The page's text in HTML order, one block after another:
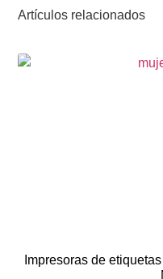
Artículos relacionados
Impresoras de